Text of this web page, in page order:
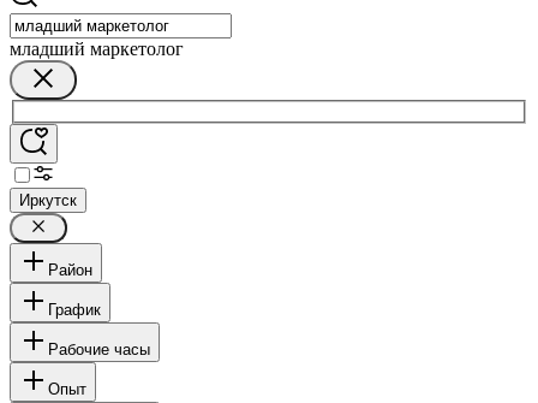
младший маркетолог
Иркутск
Район
График
Рабочие часы
Опыт